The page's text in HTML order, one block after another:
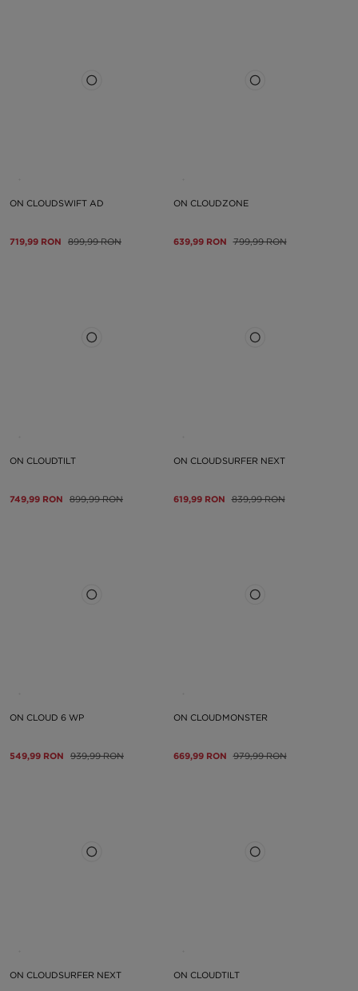
ON CLOUDSWIFT AD
719,99 RON 899,99 RON
ON CLOUDZONE
639,99 RON 799,99 RON
ON CLOUDTILT
749,99 RON 899,99 RON
ON CLOUDSURFER NEXT
619,99 RON 839,99 RON
ON CLOUD 6 WP
549,99 RON 939,99 RON
ON CLOUDMONSTER
669,99 RON 979,99 RON
ON CLOUDSURFER NEXT ON CLOUDTILT